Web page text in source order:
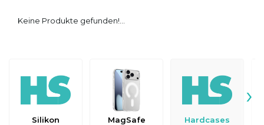
Keine Produkte gefunden!...
Silikon MagSafe Hardcases
›